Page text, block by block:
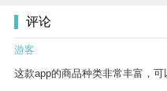
评论
游客
这款app的商品种类非常丰富，可